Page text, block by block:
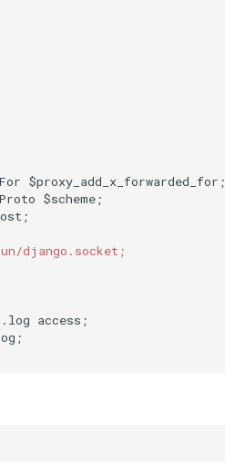
$proxy_add_x_forwarded_for;
$scheme;
/django.socket;
access;